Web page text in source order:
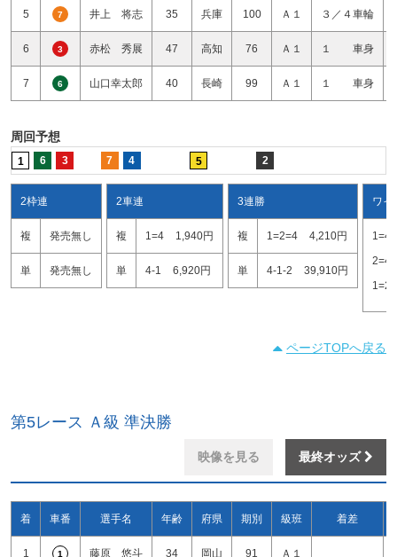
5 7 井上 将志 35 兵庫 100 Ａ１ ３／４車輪
6 3 赤松 秀展 47 高知 76 Ａ１ １ 車身
7 6 山口幸太郎 40 長崎 99 Ａ１ １ 車身
周回予想
1 6 3 7 4 5 2
2枠連
複 発売無し
単 発売無し
2車連
複 1=4 1,940円
単 4-1 6,920円
3連勝
複 1=2=4 4,210円
単 4-1-2 39,910円
ワイ
1=4
2=4
1=2
ページTOPへ戻る
第5レース Ａ級 準決勝
映像を見る 最終オッズ
着 車番 選手名 年齢 府県 期別 級班 着差
1 1 藤原 悠斗 34 岡山 91 Ａ１